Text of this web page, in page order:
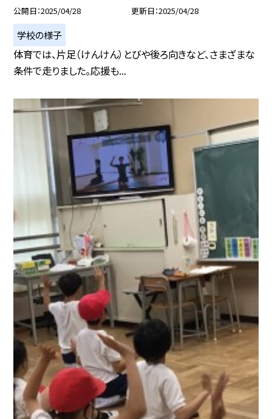
公開日 2025/04/28 更新日 2025/04/28
学校の様子
体育では、片足（けんけん）とびや後ろ向きなど、さまざまな
条件で走りました。応援も...